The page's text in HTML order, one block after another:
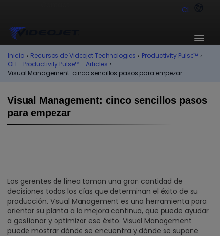
CL
Inicio › Recursos de Videojet Technologies › Productivity Pulse™ ›
OEE- Productivity Pulse™ – Articles ›
Visual Management: cinco sencillos pasos para empezar
Visual Management: cinco sencillos pasos
para empezar
Los gerentes de línea toman una gran cantidad de
decisiones todos los días que determinan el éxito de su
producción. Visual Management es una herramienta para
orientar su planta a la mejora continua, que puede ayudar
a gestionar y optimizar ese éxito. Visual Management
puede mostrar dónde se encuentra y dónde se supone